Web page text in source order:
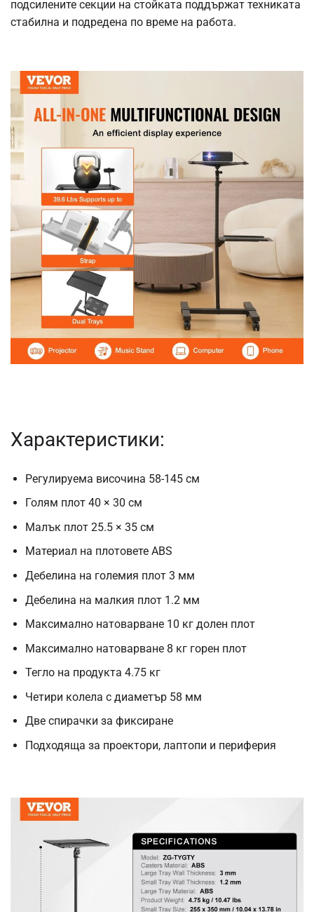
подсилените секции на стойката поддържат техниката
стабилна и подредена по време на работа.
Характеристики:
Регулируема височина 58-145 см
Голям плот 40 × 30 см
Малък плот 25.5 × 35 см
Материал на плотовете ABS
Дебелина на големия плот 3 мм
Дебелина на малкия плот 1.2 мм
Максимално натоварване 10 кг долен плот
Максимално натоварване 8 кг горен плот
Тегло на продукта 4.75 кг
Четири колела с диаметър 58 мм
Две спирачки за фиксиране
Подходяща за проектори, лаптопи и периферия